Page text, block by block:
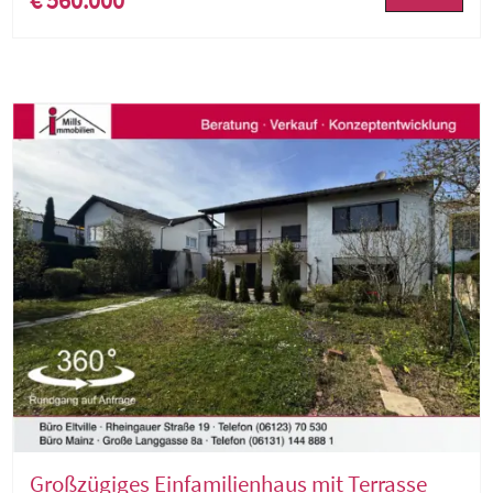
Großzügiges Einfamilienhaus mit Terrasse